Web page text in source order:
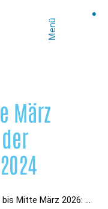
Menü
März
Offenlegung der Jahresabschlüsse 2024